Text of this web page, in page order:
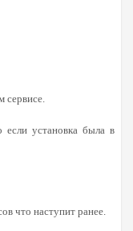
сервисе.
установка была в
что наступит ранее.